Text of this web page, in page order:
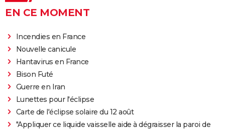
EN CE MOMENT
Incendies en France
Nouvelle canicule
Hantavirus en France
Bison Futé
Guerre en Iran
Lunettes pour l'éclipse
Carte de l'éclipse solaire du 12 août
"Appliquer ce liquide vaisselle aide à dégraisser la paroi de